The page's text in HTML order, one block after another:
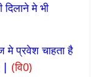
दिलाने मे भी
मे प्रवेश चाहता है
| (वि0)